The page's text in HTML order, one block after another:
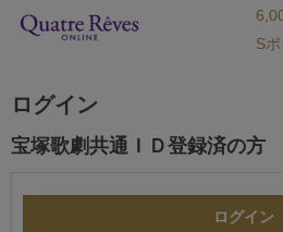
S
ログイン
宝塚歌劇共通ＩＤ登録済の方